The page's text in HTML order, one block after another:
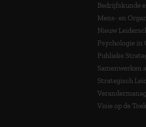
Bedrijfskunde
Mens- en
Nieuw
Psychologie in
Publieke
Samenwerken
Strategisch
Visie op de